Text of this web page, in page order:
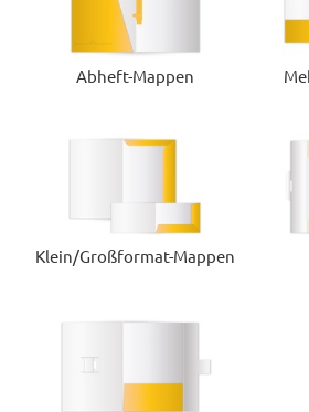
Abheft-Mappen
Klein/Großformat-Mappen